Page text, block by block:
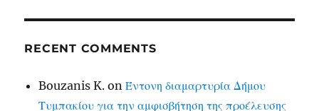
RECENT COMMENTS
Bouzanis K. onΈντονη διαμαρτυρία Δήμου
Τυμπακίου για την αμφισβήτηση της προέλευσης